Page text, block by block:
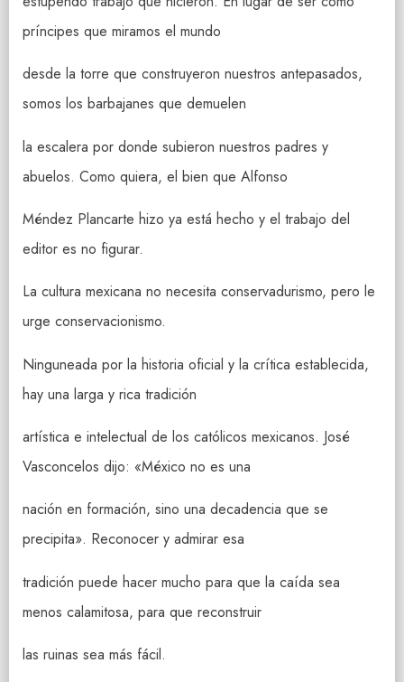
príncipes que miramos el mundo
desde la torre que construyeron nuestros antepasados,
somos los barbajanes que demuelen
la escalera por donde subieron nuestros padres y
abuelos. Como quiera, el bien que Alfonso
Méndez Plancarte hizo ya está hecho y el trabajo del
editor es no figurar.
La cultura mexicana no necesita conservadurismo, pero le
urge conservacionismo.
Ninguneada por la historia oficial y la crítica establecida,
hay una larga y rica tradición
artística e intelectual de los católicos mexicanos. José
Vasconcelos dijo: «México no es una
nación en formación, sino una decadencia que se
precipita». Reconocer y admirar esa
tradición puede hacer mucho para que la caída sea
menos calamitosa, para que reconstruir
las ruinas sea más fácil.